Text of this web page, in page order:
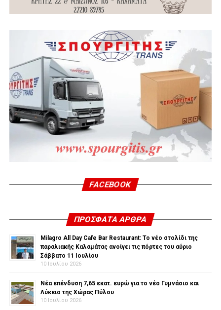
FACEBOOK
ΠΡΌΣΦΑΤΑ ΆΡΘΡΑ
Milagro All Day Cafe Bar Restaurant: Το νέο στολίδι της
παραλιακής Καλαμάτας ανοίγει τις πόρτες του αύριο
Σάββατο 11 Ιουλίου
10 Ιουλίου 2026
Νέα επένδυση 7,65 εκατ. ευρώ για το νέο Γυμνάσιο και
Λύκειο της Χώρας Πύλου
10 Ιουλίου 2026